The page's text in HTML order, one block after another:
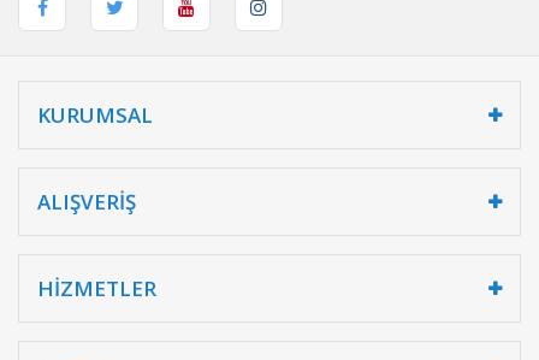
KURUMSAL
ALIŞVERİŞ
HİZMETLER